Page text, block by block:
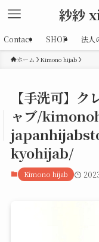
紗紗
Contact SHOP 法人
ホーム Kimono hijab
【手洗可】
ャブ/
kyohijab/
Kimono hijab